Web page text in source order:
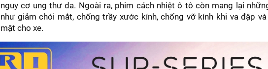
nguy cơ ung thư da. Ngoài ra, phim cách nhiệt ô tô còn mang lại
như giảm chói mắt, chống trầy xước kính, chống vỡ kính khi va đập
mật cho xe.